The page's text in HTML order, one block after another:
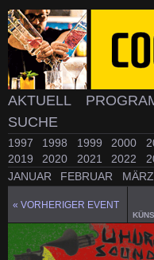
AKTUELL
SUCHE
1997 1998 1999 2000
2019
2020 2021 2022
JANUAR
FEBRUAR MÄRZ
« VORHERIGER EVENT